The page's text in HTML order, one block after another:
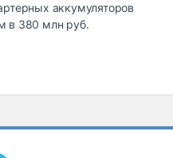
аккумуляторов
в 380 млн руб.